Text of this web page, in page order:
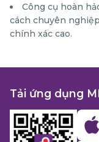
Công cụ hoàn
cách chuyên
chính xác cao.
Tải ứng dụng